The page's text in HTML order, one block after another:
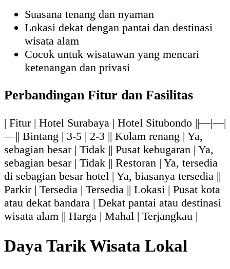
Suasana tenang dan nyaman
Lokasi dekat dengan pantai dan destinasi
wisata alam
Cocok untuk wisatawan yang mencari
ketenangan dan privasi
Perbandingan Fitur dan Fasilitas
| Fitur | Hotel Surabaya | Hotel Situbondo ||—|—|
—|| Bintang | 3-5 | 2-3 || Kolam renang | Ya,
sebagian besar | Tidak || Pusat kebugaran | Ya,
sebagian besar | Tidak || Restoran | Ya, tersedia
di sebagian besar hotel | Ya, biasanya tersedia ||
Parkir | Tersedia | Tersedia || Lokasi | Pusat kota
atau dekat bandara | Dekat pantai atau destinasi
wisata alam || Harga | Mahal | Terjangkau |
Daya Tarik Wisata Lokal